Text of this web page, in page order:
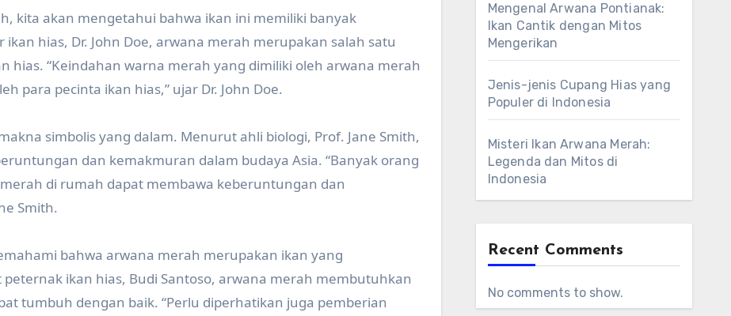
kita akan mengetahui bahwa ikan ini memiliki banyak
hias, Dr. John Doe, arwana merah merupakan salah satu
hias. “Keindahan warna merah yang dimiliki oleh arwana merah
para pecinta ikan hias,” ujar Dr. John Doe.
simbolis yang dalam. Menurut ahli biologi, Prof. Jane Smith,
dan kemakmuran dalam budaya Asia. “Banyak orang
di rumah dapat membawa keberuntungan dan
Smith.
bahwa arwana merah merupakan ikan yang
ikan hias, Budi Santoso, arwana merah membutuhkan
tumbuh dengan baik. “Perlu diperhatikan juga pemberian
Mengenal Arwana Pontianak:
Ikan Cantik dengan Mitos
Mengerikan
Jenis-jenis Cupang Hias yang
Populer di Indonesia
Misteri Ikan Arwana Merah:
Legenda dan Mitos di
Indonesia
Recent Comments
No comments to show.